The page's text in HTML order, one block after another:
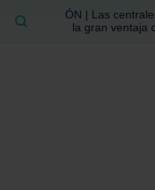
ÓN | Las
la gran ventaja
BUSCAR